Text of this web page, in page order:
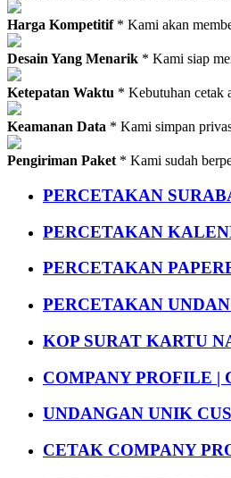
Harga Kompetitif* Kami akan
Desain Yang Menarik * Kami siap
Ketepatan Waktu * Kebutuhan cetak
Keamanan Data * Kami simpan
Pengiriman Paket * Kami sudah
PERCETAKAN
PERCETAKAN
PERCETAKAN
PERCETAKAN
KOP SURAT KARTU
COMPANY PROFILE |
UNDANGAN UNIK
CETAK COMPANY